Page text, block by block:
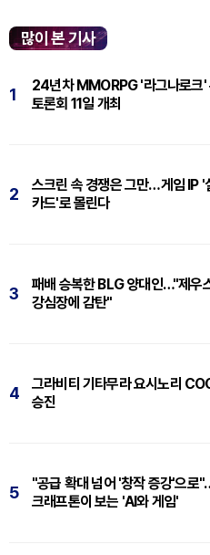
많이 본 기사
1
24년차 MMORPG '라그나로크'
토론회 11일 개최
2
스크린 속 경쟁은 그만…게임 IP '
카드'로 몰린다
3
패배 승복한 BLG 양대인…"제우
강심장에 감탄"
4
그라비티 기타무라 요시노리
승진
5
"공급 확대 넘어 '창작 증강'으로
크래프톤이 보는 'AI와 게임'